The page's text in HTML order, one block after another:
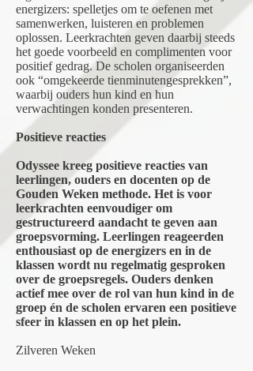
energizers: spelletjes om te oefenen met
samenwerken, luisteren en problemen
oplossen. Leerkrachten geven daarbij steeds
het goede voorbeeld en complimenten voor
positief gedrag. De scholen organiseerden
ook “omgekeerde tienminutengesprekken”,
waarbij ouders hun kind en hun
verwachtingen konden presenteren.
Positieve reacties
Odyssee kreeg positieve reacties van
leerlingen, ouders en docenten op de
Gouden Weken methode. Het is voor
leerkrachten eenvoudiger om
gestructureerd aandacht te geven aan
groepsvorming. Leerlingen reageerden
enthousiast op de energizers en in de
klassen wordt nu regelmatig gesproken
over de groepsregels. Ouders denken
actief mee over de rol van hun kind in de
groep én de scholen ervaren een positieve
sfeer in klassen en op het plein.
Zilveren Weken